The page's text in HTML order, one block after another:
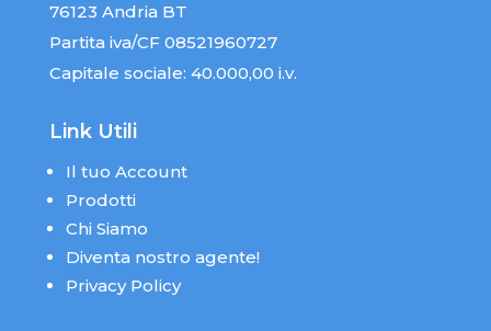
76123 Andria BT
Partita iva/CF 08521960727
Capitale sociale: 40.000,00 i.v.
Link Utili
Il tuo Account
Prodotti
Chi Siamo
Diventa nostro agente!
Privacy Policy